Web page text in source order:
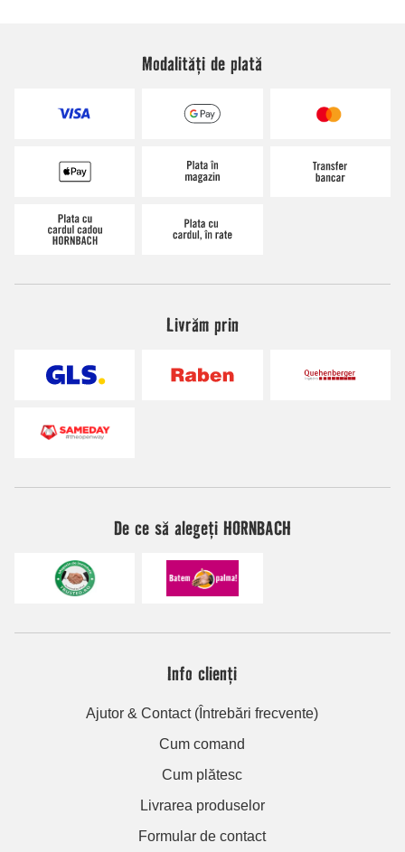
Modalități de plată
Livrăm prin
De ce să alegeți HORNBACH
Info clienți
Ajutor & Contact (Întrebări frecvente)
Cum comand
Cum plătesc
Livrarea produselor
Formular de contact